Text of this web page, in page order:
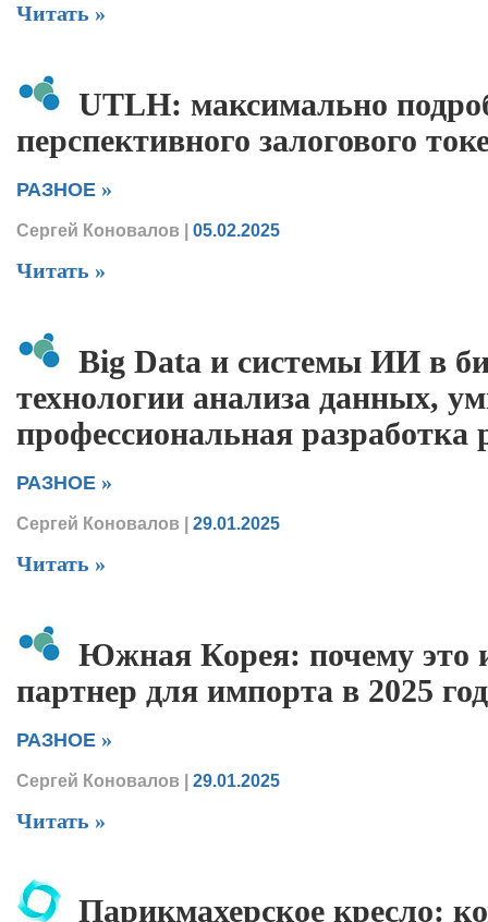
Читать »
UTLH: максимально
перспективного залогового
РАЗНОЕ »
Сергей Коновалов | 05.02.2025
Читать »
Big Data и системы ИИ в
технологии анализа данных,
профессиональная разработка
РАЗНОЕ »
Сергей Коновалов | 29.01.2025
Читать »
Южная Корея: почему это
партнер для импорта в 2025
РАЗНОЕ »
Сергей Коновалов | 29.01.2025
Читать »
Парикмахерское кресло: